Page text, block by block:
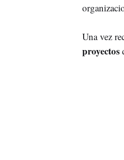
Una vez
proyectos